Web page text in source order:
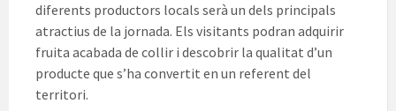
diferents productors locals serà un dels principals
atractius de la jornada. Els visitants podran adquirir
fruita acabada de collir i descobrir la qualitat d’un
producte que s’ha convertit en un referent del
territori.